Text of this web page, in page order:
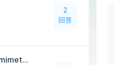
2
回答
unity webgl 在spring boot上mime type不对，提示需要修改mimetype，后台也不知道在哪里设置了，求搭伙给个思路